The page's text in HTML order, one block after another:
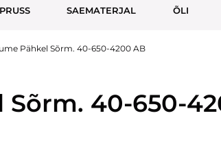
PRUSS SAEMATERJAL ÕLI
Pähkel Sõrm. 40-650-4200 AB
40-650-